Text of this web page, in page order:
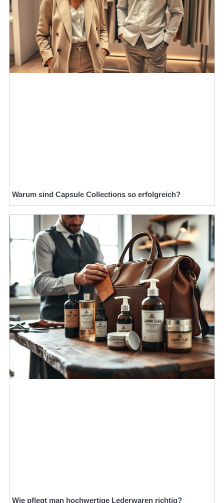
Warum sind Capsule Collections so erfolgreich?
Wie pflegt man hochwertige Lederwaren richtig?